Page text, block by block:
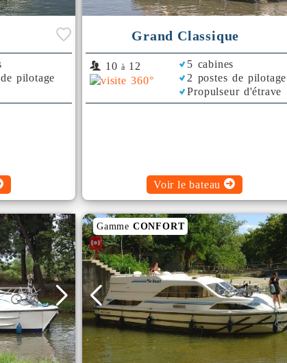
pilotage
Grand Classique
10 à 12
5 cabines
2 postes de pilotage
Propulseur d'étrave
Rafraichisseur d'Air
Voir le bateau
Gamme CONFORT